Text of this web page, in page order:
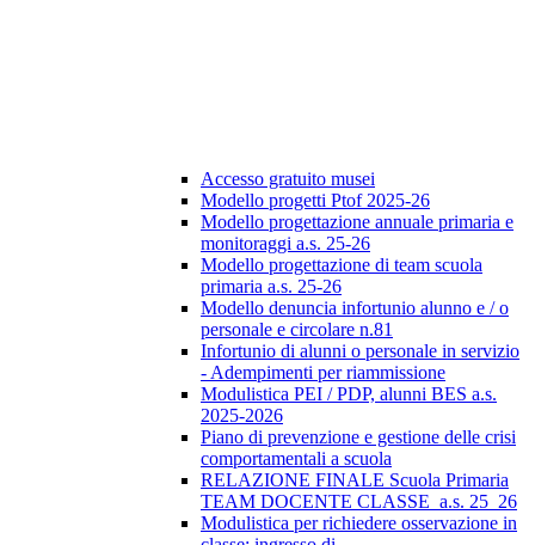
Accesso gratuito musei
Modello progetti Ptof 2025-26
Modello progettazione annuale primaria e
monitoraggi a.s. 25-26
Modello progettazione di team scuola
primaria a.s. 25-26
Modello denuncia infortunio alunno e / o
personale e circolare n.81
Infortunio di alunni o personale in servizio
- Adempimenti per riammissione
Modulistica PEI / PDP, alunni BES a.s.
2025-2026
Piano di prevenzione e gestione delle crisi
comportamentali a scuola
RELAZIONE FINALE Scuola Primaria
TEAM DOCENTE CLASSE_a.s. 25_26
Modulistica per richiedere osservazione in